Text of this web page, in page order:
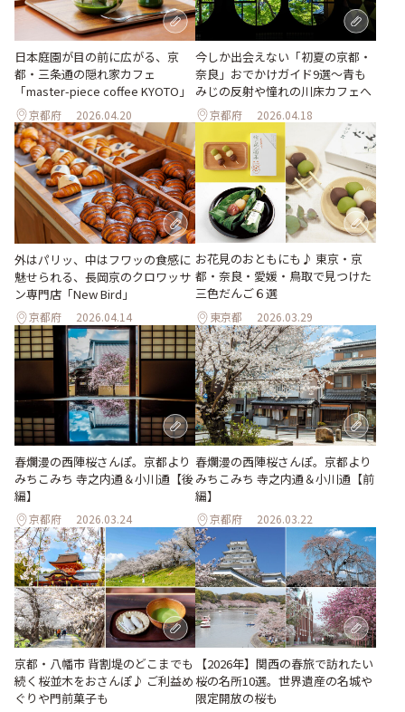
日本庭園が目の前に広がる、京
都・三条通の隠れ家カフェ
「master-piece coffee KYOTO」
京都府 2026.04.20
今しか出会えない「初夏の京都・
奈良」おでかけガイド9選～青も
みじの反射や憧れの川床カフェへ
京都府 2026.04.18
外はパリッ、中はフワッの食感に
魅せられる、長岡京のクロワッサ
ン専門店「New Bird」
京都府 2026.04.14
お花見のおともにも♪ 東京・京
都・奈良・愛媛・鳥取で見つけた
三色だんご６選
東京都 2026.03.29
春爛漫の西陣桜さんぽ。京都より
みちこみち 寺之内通＆小川通【後
編】
京都府 2026.03.24
春爛漫の西陣桜さんぽ。京都より
みちこみち 寺之内通＆小川通【前
編】
京都府 2026.03.22
京都・八幡市 背割堤のどこまでも
続く桜並木をおさんぽ♪ ご利益め
ぐりや門前菓子も
【2026年】関西の春旅で訪れたい
桜の名所10選。世界遺産の名城や
限定開放の桜も